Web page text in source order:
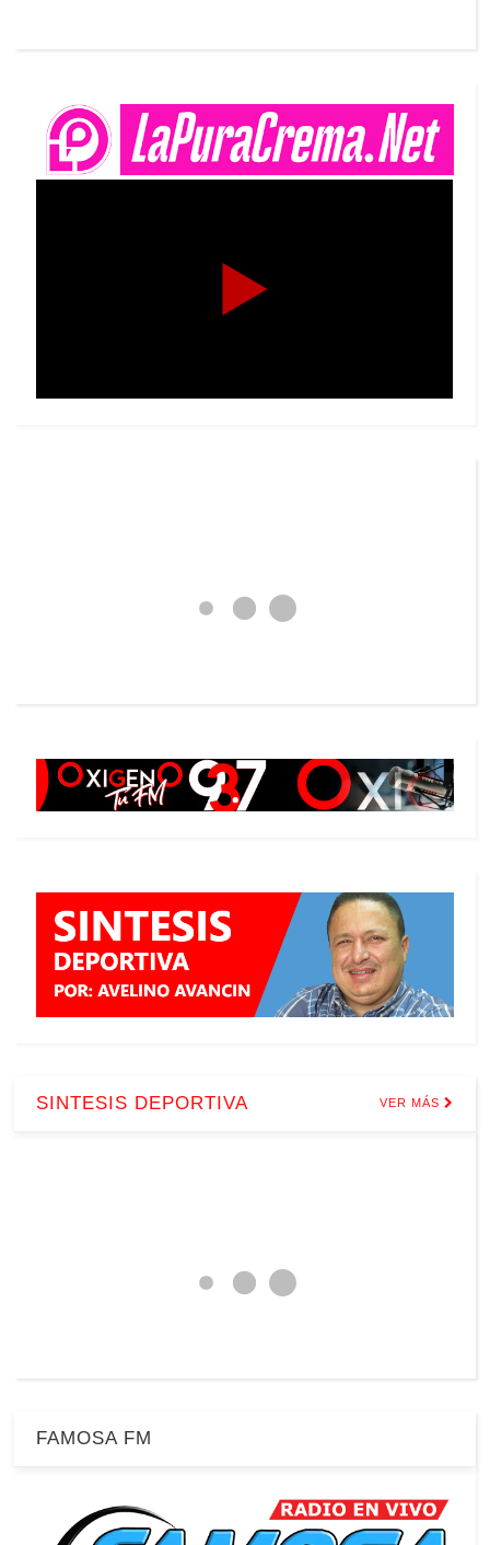
SINTESIS DEPORTIVA VER MÁS
FAMOSA FM